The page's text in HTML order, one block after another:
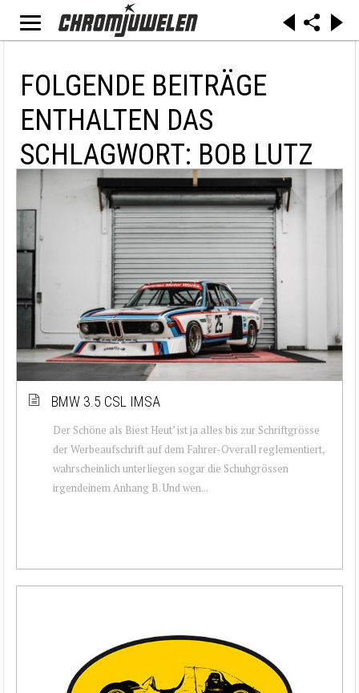
FOLGENDE BEITRÄGE
ENTHALTEN DAS
SCHLAGWORT: BOB LUTZ
BMW 3.5 CSL IMSA
Der Schöne als Biest Heut’ ist ja alles bis zur Schriftgrösse
der Werbeaufschrift auf dem Fahrer-Overall reglementiert,
wahrscheinlich unterliegen sogar die Schuhgrössen
irgendeinem Anhang B. Und wen...